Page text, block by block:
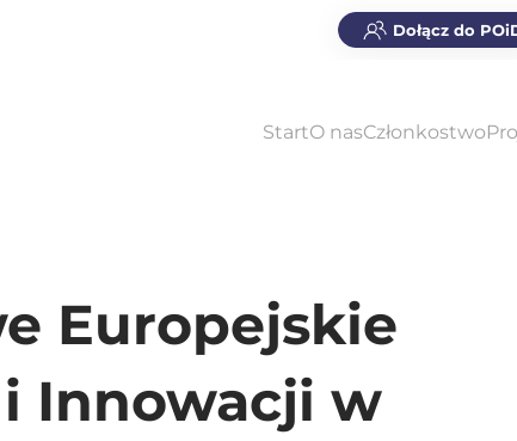
Dołącz do
StartO nasCzłonkostwo
Europejskie
Innowacji w